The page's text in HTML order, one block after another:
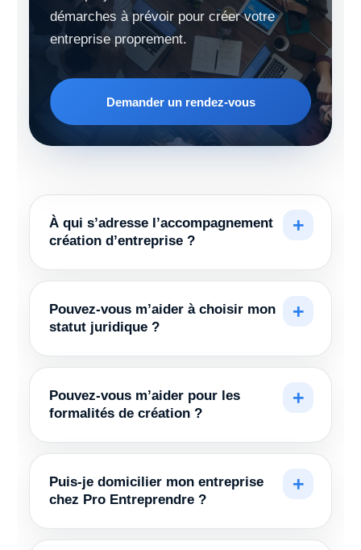
démarches à prévoir pour créer votre
entreprise proprement.
Demander un rendez-vous
À qui s’adresse l’accompagnement
création d’entreprise ?
Pouvez-vous m’aider à choisir mon
statut juridique ?
Pouvez-vous m’aider pour les
formalités de création ?
Puis-je domicilier mon entreprise
chez Pro Entreprendre ?